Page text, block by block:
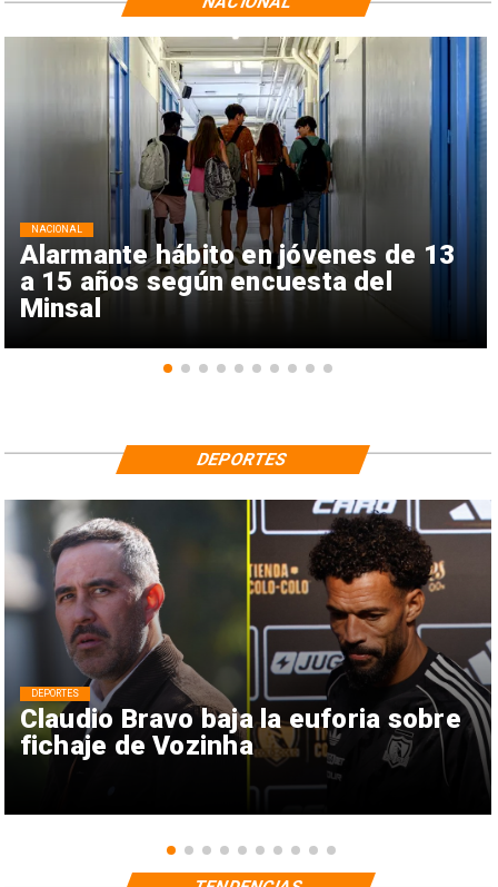
Alarmante hábito en jóvenes de 13
a 15 años según encuesta del
Minsal
NACIONAL
Claudio Bravo baja la euforia sobre
fichaje de Vozinha
DEPORTES
DEPORTES